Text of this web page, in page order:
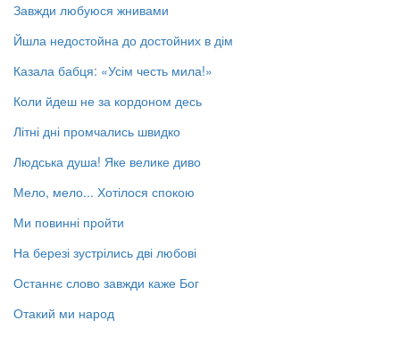
Завжди любуюся жнивами
Йшла недостойна до достойних в дім
Казала бабця: «Усім честь мила!»
Коли йдеш не за кордоном десь
Літні дні промчались швидко
Людська душа! Яке велике диво
Мело, мело... Хотілося спокою
Ми повинні пройти
На березі зустрілись дві любові
Останнє слово завжди каже Бог
Отакий ми народ